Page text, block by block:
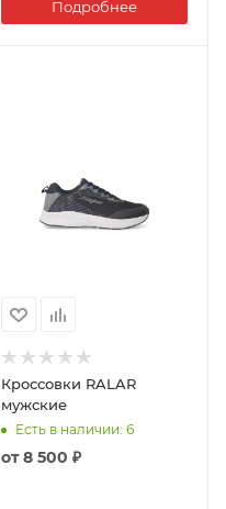
Подробнее
Кроссовки RALAR
мужские
Есть в наличии: 6
от8 500 ₽